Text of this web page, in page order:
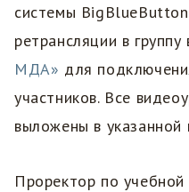
системы
ретрансляции в
МДА» для
участников. Все
выложены в указанной
Проректор по